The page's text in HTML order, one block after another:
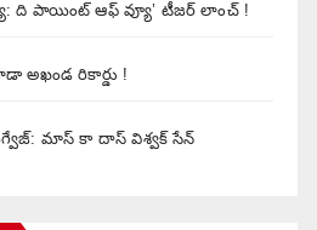
ది పాయింట్ ఆఫ్ వ్యూ’ టీజర్ లాంచ్ !
అఖండ రికార్డు !
మాస్ కా దాస్ విశ్వక్ సేన్